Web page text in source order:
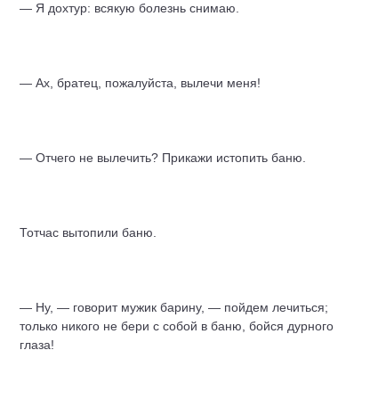
— Я дохтур: всякую болезнь снимаю.
— Ах, братец, пожалуйста, вылечи меня!
— Отчего не вылечить? Прикажи истопить баню.
Тотчас вытопили баню.
— Ну, — говорит мужик барину, — пойдем лечиться;
только никого не бери с собой в баню, бойся дурного
глаза!